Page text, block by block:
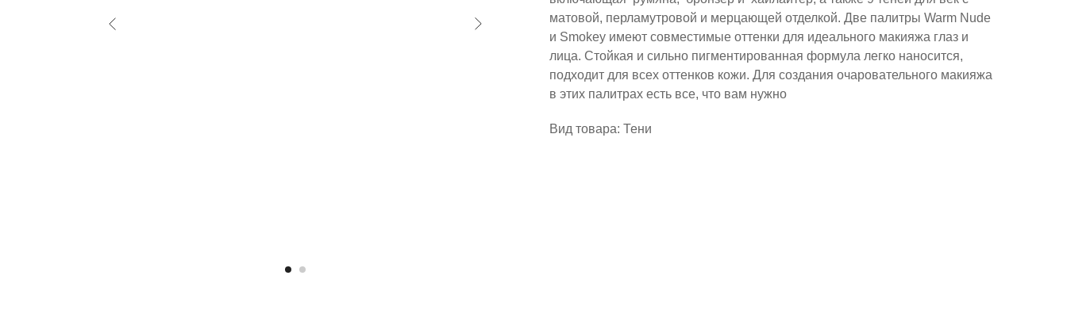
матовой, перламутровой и мерцающей отделкой. Две палитры Warm Nude
и Smokey имеют совместимые оттенки для идеального макияжа глаз и
лица. Стойкая и сильно пигментированная формула легко наносится,
подходит для всех оттенков кожи. Для создания очаровательного макияжа
в этих палитрах есть все, что вам нужно
Вид товара: Тени